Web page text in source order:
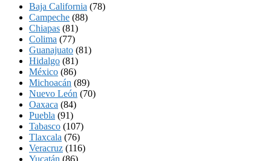
Baja California (78)
Campeche (88)
Chiapas (81)
Colima (77)
Guanajuato (81)
Hidalgo (81)
México (86)
Michoacán (89)
Nuevo León (70)
Oaxaca (84)
Puebla (91)
Tabasco (107)
Tlaxcala (76)
Veracruz (116)
Yucatán (86)